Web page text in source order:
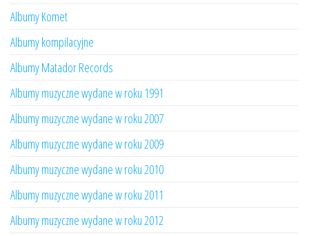
Albumy Komet
Albumy kompilacyjne
Albumy Matador Records
Albumy muzyczne wydane w roku 1991
Albumy muzyczne wydane w roku 2007
Albumy muzyczne wydane w roku 2009
Albumy muzyczne wydane w roku 2010
Albumy muzyczne wydane w roku 2011
Albumy muzyczne wydane w roku 2012